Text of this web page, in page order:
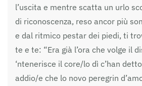
l’uscita e mentre scatta un urlo
di riconoscenza, reso ancor più
e dal ritmico pestar dei piedi, ti
te e te: “Era già l’ora che volge il
‘ntenerisce il core/lo dì c’han
addio/e che lo novo peregrin